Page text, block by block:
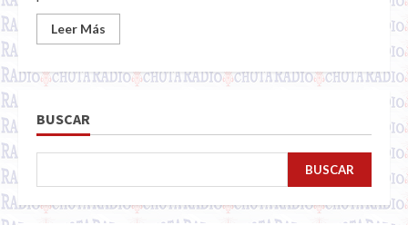
Leer Más
BUSCAR
BUSCAR